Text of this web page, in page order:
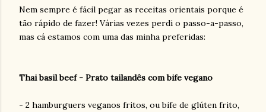
Nem sempre é fácil pegar as receitas orientais porque é
tão rápido de fazer! Várias vezes perdi o passo-a-passo,
mas cá estamos com uma das minha preferidas:
Thai basil beef - Prato tailandês com bife vegano
- 2 hamburguers veganos fritos, ou bife de glúten frito,